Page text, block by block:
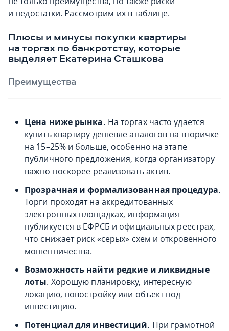
и недостатки. Рассмотрим их в таблице.
Плюсы и минусы покупки квартиры
на торгах по банкротству, которые
выделяет Екатерина Сташкова
Преимущества
Цена ниже рынка. На торгах часто удается
купить квартиру дешевле аналогов на вторичке
на 15–25% и больше, особенно на этапе
публичного предложения, когда организатору
важно поскорее реализовать актив.
Прозрачная и формализованная процедура.
Торги проходят на аккредитованных
электронных площадках, информация
публикуется в ЕФРСБ и официальных реестрах,
что снижает риск «серых» схем и откровенного
мошенничества.
Возможность найти редкие и ликвидные
лоты. Хорошую планировку, интересную
локацию, новостройку или объект под
инвестицию.
Потенциал для инвестиций. При грамотной